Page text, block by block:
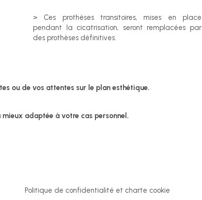
> Ces prothèses transitoires, mises en place
pendant la cicatrisation, seront remplacées par
des prothèses définitives.
ou de vos attentes sur le plan esthétique.
adaptée à votre cas personnel.
Politique de confidentialité et charte cookie